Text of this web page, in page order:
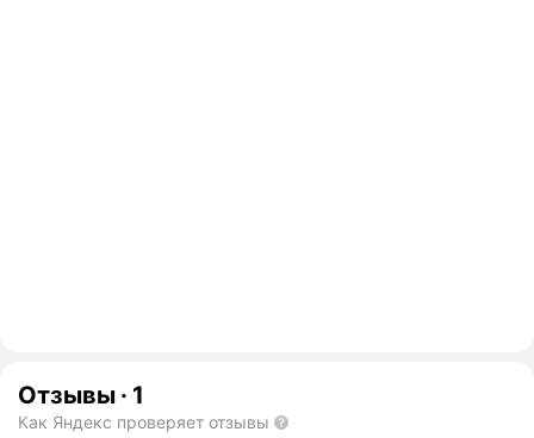
Отзывы · 1
Как Яндекс проверяет отзывы